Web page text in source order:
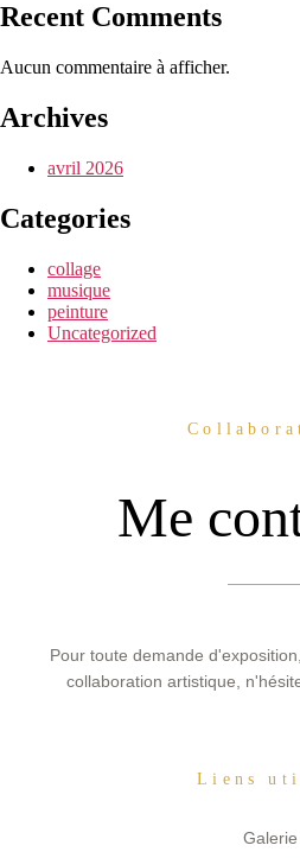
Recent Comments
Aucun commentaire à afficher.
Archives
avril 2026
Categories
collage
musique
peinture
Uncategorized
Me
Pour toute demande
collaboration artistique,
Liens
Galerie